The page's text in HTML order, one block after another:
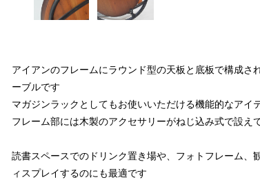
アイアンのフレームにラウンド型の天板と底板で構成さ
ーブルです
マガジンラックとしてもお使いいただける機能的なアイ
フレーム部には木製のアクセサリーがねじ込み式で設え
読書スペースでのドリンク置き場や、フォトフレーム、
ィスプレイするのにも最適です